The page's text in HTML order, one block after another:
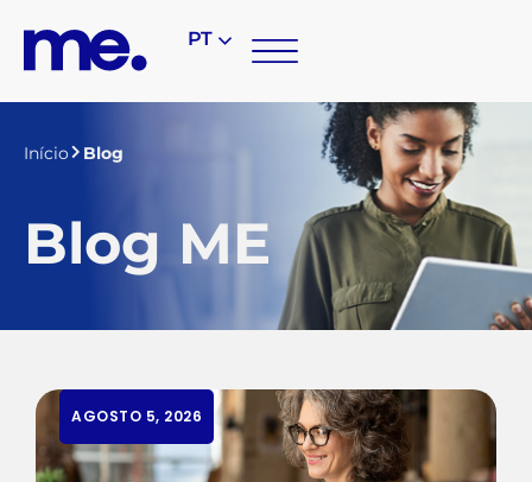
PT
Início Blog
Blog ME
AGOSTO 5, 2026